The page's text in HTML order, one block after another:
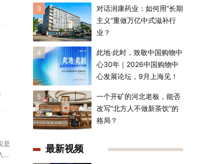
是
了
3
对话润康药业：如何用“长期
主义”重做万亿中式滋补行
业？
4
此地·此时，致敬中国购物中
心30年｜2026中国购物中
心发展论坛，9月上海见！
5
一个开矿的河北老板，能否
改写“北方人不做新茶饮”的
格局？
最新视频